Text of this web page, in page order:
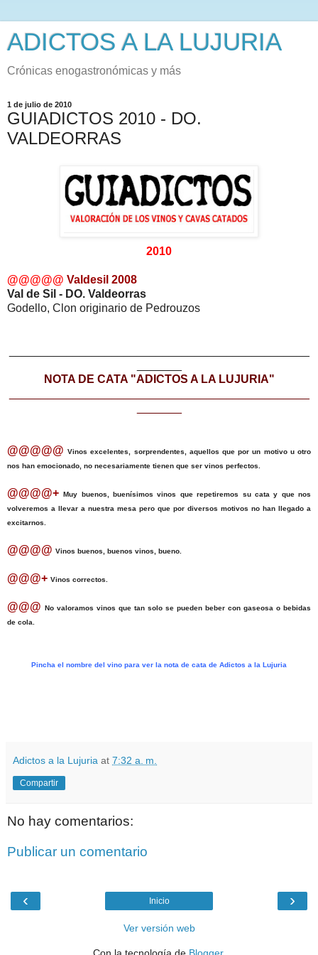
ADICTOS A LA LUJURIA
Crónicas enogastronómicas y más
1 de julio de 2010
GUIADICTOS 2010 - DO.
VALDEORRAS
2010
@@@@@ Valdesil 2008
Val de Sil - DO. Valdeorras
Godello, Clon originario de Pedrouzos
NOTA DE CATA "ADICTOS A LA LUJURIA"
@@@@@ Vinos excelentes, sorprendentes, aquellos que por un motivo u otro
nos han emocionado, no necesariamente tienen que ser vinos perfectos.
@@@@+ Muy buenos, buenísimos vinos que repetiremos su cata y que nos
volveremos a llevar a nuestra mesa pero que por diversos motivos no han llegado a
excitarnos.
@@@@ Vinos buenos, buenos vinos, bueno.
@@@+ Vinos correctos.
@@@ No valoramos vinos que tan solo se pueden beber con gaseosa o bebidas
de cola.
Pincha el nombre del vino para ver la nota de cata de Adictos a la Lujuria
Adictos a la Lujuria at 7:32 a. m.
Compartir
No hay comentarios:
Publicar un comentario
‹ ›
Inicio
Ver versión web
Con la tecnología de Blogger.